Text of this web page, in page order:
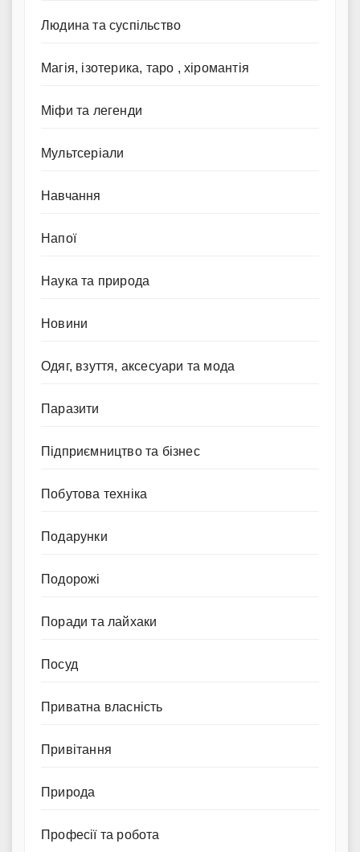
Людина та суспільство
Магія, ізотерика, таро , хіромантія
Міфи та легенди
Мультсеріали
Навчання
Напої
Наука та природа
Новини
Одяг, взуття, аксесуари та мода
Паразити
Підприємництво та бізнес
Побутова техніка
Подарунки
Подорожі
Поради та лайхаки
Посуд
Приватна власність
Привітання
Природа
Професії та робота